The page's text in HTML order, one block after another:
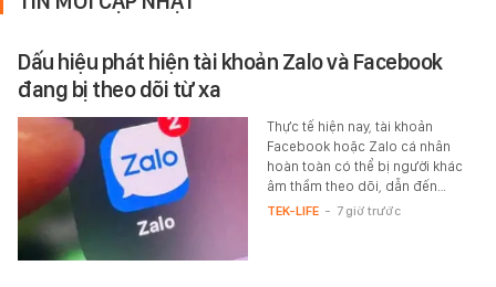
Dấu hiệu phát hiện tài khoản Zalo và Facebook
đang bị theo dõi từ xa
Thực tế hiện nay, tài khoản
Facebook hoặc Zalo cá nhân
hoàn toàn có thể bị người khác
âm thầm theo dõi, dẫn đến…
TEK-LIFE - 7 giờ trước